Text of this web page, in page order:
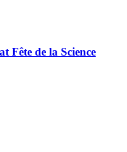
Fête de la Science